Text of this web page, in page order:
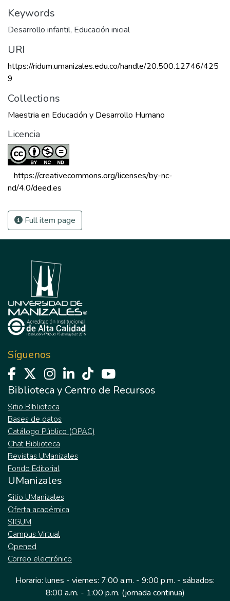
Keywords
Desarrollo infantil, Educación inicial
URI
https://ridum.umanizales.edu.co/handle/20.500.12746/425
9
Collections
Maestria en Educación y Desarrollo Humano
Licencia
https://creativecommons.org/licenses/by-nc-
nd/4.0/deed.es
Full item page
Síguenos
Biblioteca y Centro de Recursos
Sitio Biblioteca
Bases de datos
Catálogo Público (OPAC)
Chat Biblioteca
Revistas UManizales
Fondo Editorial
UManizales
Sitio UManizales
Oferta académica
SIGUM
Campus Virtual
Opened
Correo electrónico
Horario: lunes - viernes: 7:00 a.m. - 9:00 p.m. - sábados:
8:00 a.m. - 1:00 p.m. (jornada continua)